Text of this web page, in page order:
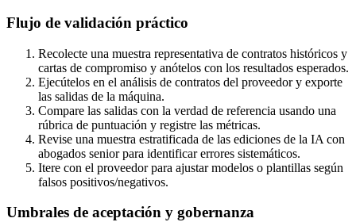
Flujo de validación práctico
Recolecte una muestra representativa de contratos históricos y
cartas de compromiso y anótelos con los resultados esperados.
Ejecútelos en el análisis de contratos del proveedor y exporte
las salidas de la máquina.
Compare las salidas con la verdad de referencia usando una
rúbrica de puntuación y registre las métricas.
Revise una muestra estratificada de las ediciones de la IA con
abogados senior para identificar errores sistemáticos.
Itere con el proveedor para ajustar modelos o plantillas según
falsos positivos/negativos.
Umbrales de aceptación y gobernanza